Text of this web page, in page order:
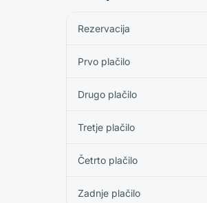
Rezervacija
Prvo plačilo
Drugo plačilo
Tretje plačilo
Četrto plačilo
Zadnje plačilo